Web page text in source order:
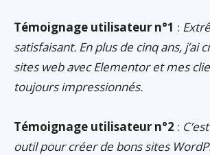
Témoignage utilisateur n°1 :
satisfaisant. En plus de cinq ans, j’ai
sites web avec Elementor et mes
toujours impressionnés.
Témoignage utilisateur n°2 :
outil pour créer de bons sites